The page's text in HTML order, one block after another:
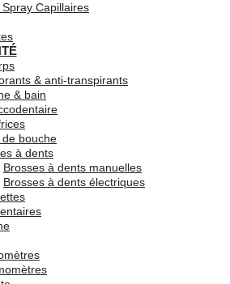
Spray Capillaires
& anti-transpirants
& bain
de bouche
à dents
Brosses à dents manuelles
Brosses à dents électriques